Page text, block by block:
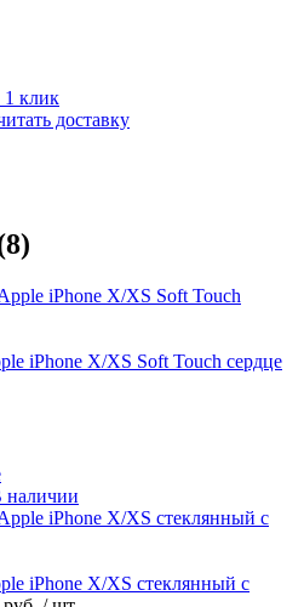
1 клик
доставку
iPhone X/XS Soft Touch сердце
наличии
iPhone X/XS стеклянный с